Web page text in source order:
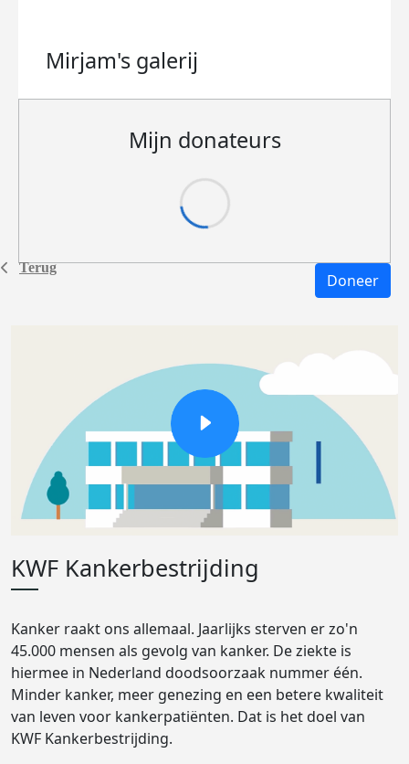
Terug
Mirjam's galerij
Mijn donateurs
Doneer
KWF Kankerbestrijding
Kanker raakt ons allemaal. Jaarlijks sterven er zo'n
45.000 mensen als gevolg van kanker. De ziekte is
hiermee in Nederland doodsoorzaak nummer één.
Minder kanker, meer genezing en een betere kwaliteit
van leven voor kankerpatiënten. Dat is het doel van
KWF Kankerbestrijding.